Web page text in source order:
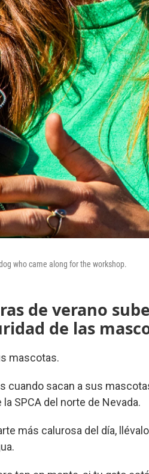
who came along for the workshop.
de verano
de las
mascotas.
cuando sacan a sus
SPCA del norte de Nevada.
más calurosa del día,